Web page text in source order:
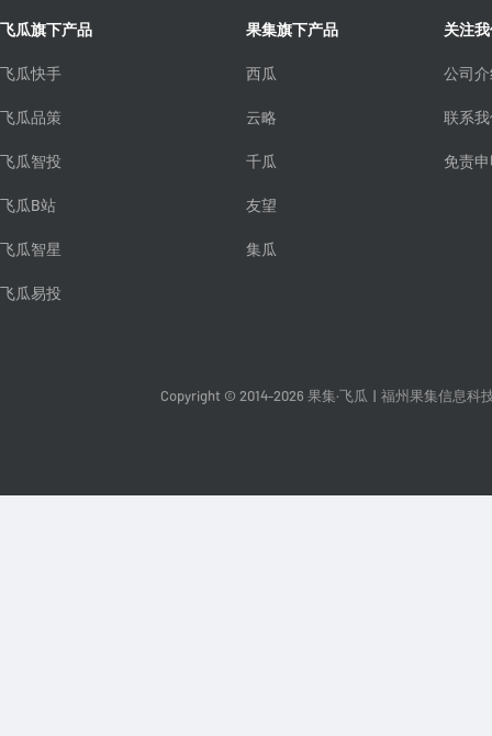
飞瓜旗下产品
飞瓜快手
飞瓜品策
飞瓜智投
飞瓜B站
飞瓜智星
飞瓜易投
果集旗下产品
西瓜
云略
千瓜
友望
集瓜
关注
公司
联系
免责
Copyright © 2014-2026 果集·飞瓜 福州果集信息科